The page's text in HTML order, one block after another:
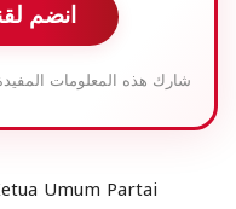
انضم
شارك هذه المعلومات
Umum Partai